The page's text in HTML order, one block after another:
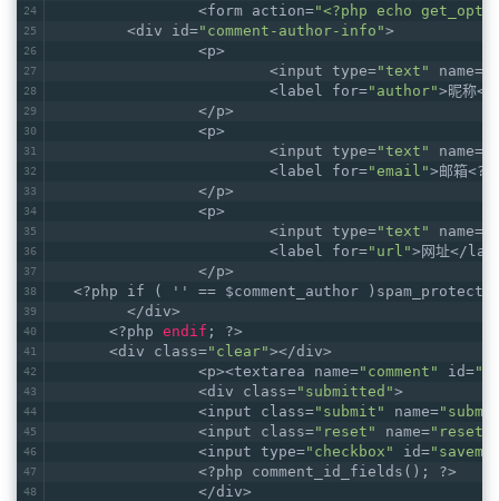
		<form action=
"<?php echo
	<div id=
"comment-author-info">
		<p>
			<input type=
"text" name=
			<label for=
"author">昵称
		</p>
		<p>
			<input type=
"text" name=
			<label for=
"email">邮箱
		</p>
		<p>
			<input type=
"text" name=
			<label for=
"url">网址</
		</p>
<?php if ( '' == $comment_author
	</div>
      <?php
endif ; ?>
      <div class=
"clear"></div>
		<p><textarea name=
"comment" id=
		<div class=
"submitted">
		<input class=
"submit" name=
		<input class=
"reset" name="reset"
		<input type=
"checkbox" id=
		<?php comment_id_fields(); ?>
		</div>